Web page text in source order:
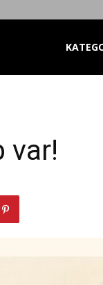
var!